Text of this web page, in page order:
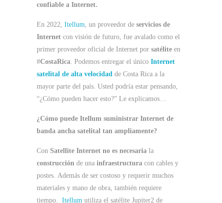
confiable a Internet.
En 2022, Itellum , un proveedor de servicios de
Internet con visión de futuro, fue avalado como el
primer proveedor oficial de Internet por satélite en
#CostaRica . Podemos entregar el único Internet
satelital de alta velocidad de Costa Rica a la
mayor parte del país. Usted podría estar pensando,
“¿Cómo pueden hacer esto?” Le explicamos…
¿Cómo puede Itellum suministrar Internet de
banda ancha satelital tan ampliamente?
Con Satellite Internet no es necesaria la
construcción de una infraestructura con cables y
postes. Además de ser costoso y requerir muchos
materiales y mano de obra, también requiere
tiempo. Itellum utiliza el satélite Jupiter2 de